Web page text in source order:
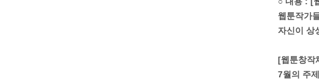
웹툰작가
자신이 상
[웹툰창작
7월의 주